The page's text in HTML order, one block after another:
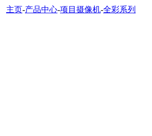
主页-产品中心-项目摄像机-全彩系列